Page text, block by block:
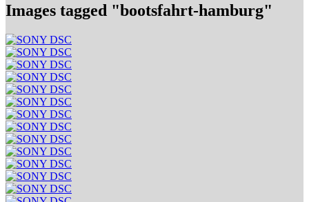
Images tagged "bootsfahrt-hamburg"